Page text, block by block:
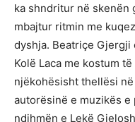
ka shndritur në skenën
mbajtur ritmin me
dyshja. Beatriçe Gjergji
Kolë Laca me kostum
njëkohësisht thellësi
autorësinë e muzikës
ndihmën e Lekë